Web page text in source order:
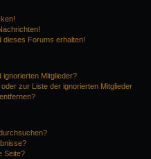
dieses Forums erhalten!
ignorierten Mitglieder?
zur Liste der ignorierten Mitglieder
Seite?